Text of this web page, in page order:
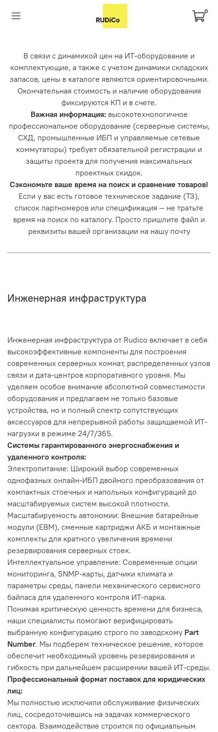
0
В связи с динамикой цен на ИТ-оборудование и
комплектующие, а также с учетом динамики складских
запасов, цены в каталоге являются ориентировочными.
Окончательная стоимость и наличие оборудования
фиксируются КП и в счете.
Важная информация: высокотехнологичное
профессиональное оборудование (серверные системы,
СХД, промышленные ИБП и управляемые сетевые
коммутаторы) требует обязательной регистрации и
защиты проекта для получения максимальных
проектных скидок.
Сэкономьте ваше время на поиск и сравнение товаров!
Если у вас есть готовое техническое задание (ТЗ),
список партномеров или спецификация — не тратьте
время на поиск по каталогу. Просто пришлите файл и
реквизиты вашей организации на нашу почту
Инженерная инфраструктура
Инженерная инфраструктура от Rudico включает в себя
высокоэффективные компоненты для построения
современных серверных комнат, распределенных узлов
связи и дата-центров корпоративного уровня. Мы
уделяем особое внимание абсолютной совместимости
оборудования и предлагаем не только базовые
устройства, но и полный спектр сопутствующих
аксессуаров для непрерывной работы защищаемой ИТ-
нагрузки в режиме 24/7/365.
Системы гарантированного энергоснабжения и
удаленного контроля:
Электропитание: Широкий выбор современных
однофазных онлайн-ИБП двойного преобразования от
компактных стоечных и напольных конфигураций до
масштабируемых систем высокой плотности.
Масштабируемость автономии: Внешние батарейные
модули (EBM), сменные картриджи АКБ и монтажные
комплекты для кратного увеличения времени
резервирования серверных стоек.
Интеллектуальное управление: Современные опции
мониторинга, SNMP-карты, датчики климата и
параметры среды, панели механического сервисного
байпаса для удаленного контроля ИТ-парка.
Понимая критическую ценность времени для бизнеса,
наши специалисты помогают верифицировать
выбранную конфигурацию строго по заводскому Part
Number. Мы подберем техническое решение, которое
обеспечит необходимый уровень резервирования и
гибкость при дальнейшем расширении вашей ИТ-среды.
Профессиональный формат поставок для юридических
лиц:
Мы полностью исключили обслуживание физических
лиц, сосредоточившись на задачах коммерческого
сектора. Взаимодействие строится по официальным